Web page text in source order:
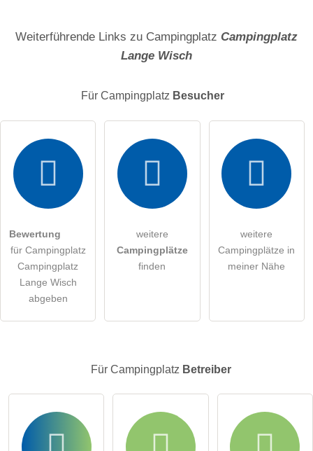
Hiermit akzeptiere ich die .
Die Datenschutzerklärunghabe ich zur Kenntnis genommen.
Hinweis: Bitte beachten Sie, öffentliche Fragen sind für alle
Besucher sichtbar
Klicken Sie hier um eine
Weiterführende Links zu Campingplatz Campingplatz
Lange Wisch
Für Campingplatz Besucher
Bewertung
für Campingplatz
Campingplatz
Lange Wisch
abgeben
weitere
Campingplätze
finden
weitere
Campingplätze in
meiner Nähe
Für Campingplatz Betreiber